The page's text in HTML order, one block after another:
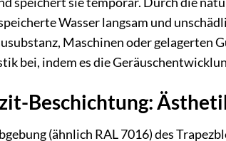
Wasser langsam und
Maschinen oder gelagerten
bei, indem es die
Beschichtung:
(ähnlich RAL 7016) des